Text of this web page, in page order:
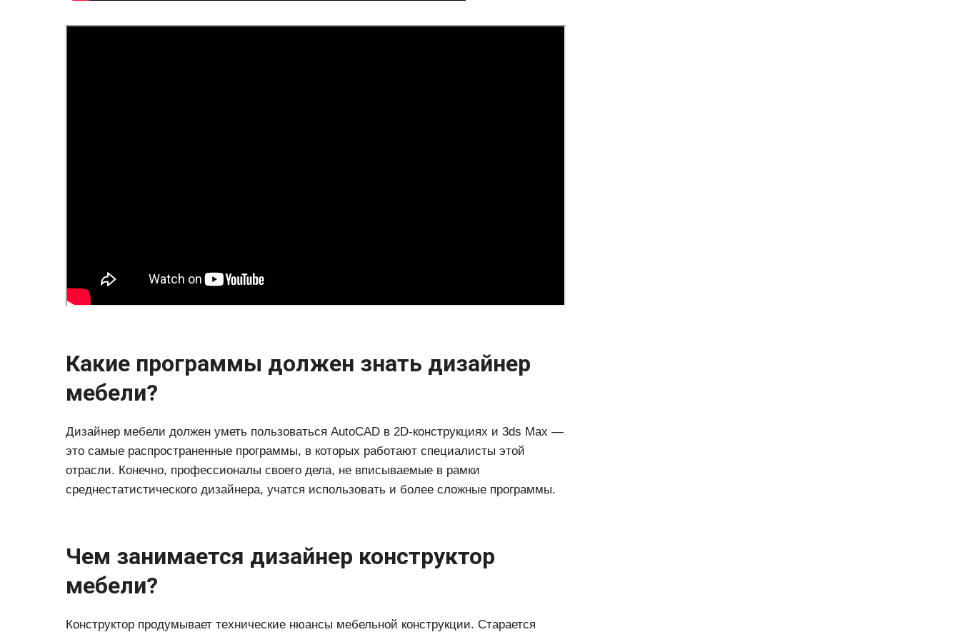
Какие программы должен знать дизайнер
мебели?
Дизайнер мебели должен уметь пользоваться AutoCAD в 2D-конструкциях и 3ds Max —
это самые распространенные программы, в которых работают специалисты этой
отрасли. Конечно, профессионалы своего дела, не вписываемые в рамки
среднестатистического дизайнера, учатся использовать и более сложные программы.
Чем занимается дизайнер конструктор
мебели?
Конструктор продумывает технические нюансы мебельной конструкции. Старается